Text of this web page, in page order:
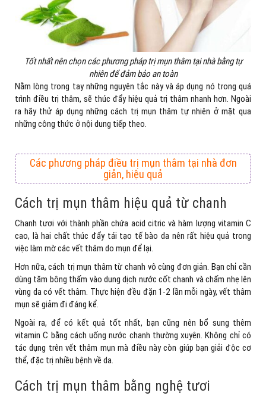
Tốt nhất nên chọn các phương pháp trị mụn thâm tại nhà bằng tự
nhiên để đảm bảo an toàn
Nằm lòng trong tay những nguyên tắc này và áp dụng nó trong quá
trình điều trị thâm, sẽ thúc đẩy hiệu quả trị thâm nhanh hơn. Ngoài
ra hãy thử áp dụng những cách trị mụn thâm tự nhiên ở mặt qua
những công thức ở nội dung tiếp theo.
Các phương pháp điều trị mụn thâm tại nhà đơn
giản, hiệu quả
Cách trị mụn thâm hiệu quả từ chanh
Chanh tươi với thành phần chứa acid citric và hàm lượng vitamin C
cao, là hai chất thúc đẩy tái tạo tế bào da nên rất hiệu quả trong
việc làm mờ các vết thâm do mụn để lại.
Hơn nữa, cách trị mụn thâm từ chanh vô cùng đơn giản. Bạn chỉ cần
dùng tăm bông thấm vào dung dịch nước cốt chanh và chấm nhẹ lên
vùng da có vết thâm. Thực hiện đều đặn 1-2 lần mỗi ngày, vết thâm
mụn sẽ giảm đi đáng kể.
Ngoài ra, để có kết quả tốt nhất, bạn cũng nên bổ sung thêm
vitamin C bằng cách uống nước chanh thường xuyên. Không chỉ có
tác dụng trên vết thâm mụn mà điều này còn giúp bạn giải độc cơ
thể, đặc trị nhiều bệnh về da.
Cách trị mụn thâm bằng nghệ tươi